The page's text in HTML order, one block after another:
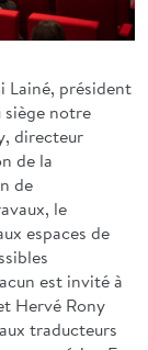
Lainé, président
siège notre
directeur
de la
de
le
espaces de
est invité à
Hervé Rony
traducteurs